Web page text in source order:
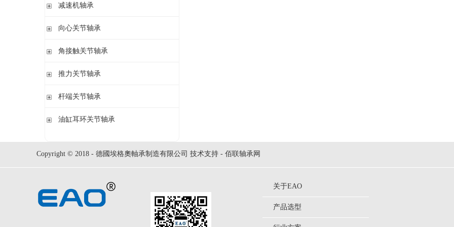
立式轴承座LOE,剖分用于圆柱孔调心滚子轴承
立式轴承座LOE,剖分适用于带紧定套的圆锥孔调心滚子轴承
立式轴承座BND,非剖分适用于调心滚子轴承
带法兰的轴承座F5,非剖分用于带紧定套的圆锥孔轴承
锁紧螺母
止动垫圈
止动卡板
减速机轴承
无外圈满装圆柱滚子轴承 RSL系列
外球面满滚子轴承 SL05,SL06 系列
双列满装圆柱滚子轴承 SL1849系列
单列满装圆柱滚子轴承 SL1830 系列
向心关节轴承
向心关节轴承
角接触关节轴承
角接触关节轴承
推力关节轴承
推力关节轴承
杆端关节轴承
杆端关节轴承
油缸耳环关节轴承
Copyright © 2018 - 德國埃格奧軸承制造有限公司 技术支持 - 佰联轴承网
关于EAO
产品选型